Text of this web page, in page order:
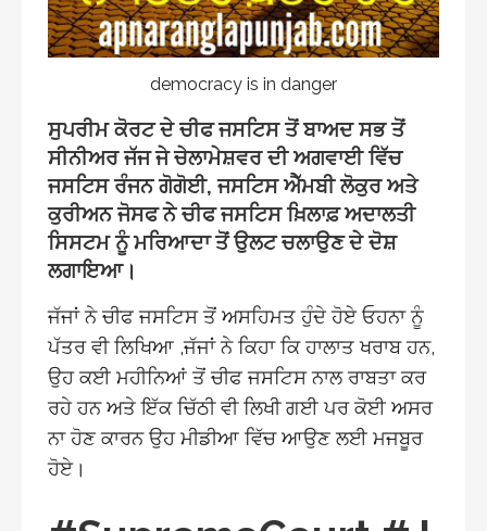
democracy is in danger
ਸੁਪਰੀਮ ਕੋਰਟ ਦੇ ਚੀਫ ਜਸਟਿਸ ਤੋਂ ਬਾਅਦ ਸਭ ਤੋਂ
ਸੀਨੀਅਰ ਜੱਜ ਜੇ ਚੇਲਾਮੇਸ਼ਵਰ ਦੀ ਅਗਵਾਈ ਵਿੱਚ
ਜਸਟਿਸ ਰੰਜਨ ਗੋਗੋਈ, ਜਸਟਿਸ ਐੱਮਬੀ ਲੋਕੁਰ ਅਤੇ
ਕੁਰੀਅਨ ਜੋਸਫ ਨੇ ਚੀਫ ਜਸਟਿਸ ਖ਼ਿਲਾਫ਼ ਅਦਾਲਤੀ
ਸਿਸਟਮ ਨੂੰ ਮਰਿਆਦਾ ਤੋਂ ਉਲਟ ਚਲਾਉਣ ਦੇ ਦੋਸ਼
ਲਗਾਇਆ।
ਜੱਜਾਂ ਨੇ ਚੀਫ ਜਸਟਿਸ ਤੋਂ ਅਸਹਿਮਤ ਹੁੰਦੇ ਹੋਏ ਓਹਨਾ ਨੂੰ
ਪੱਤਰ ਵੀ ਲਿਖਿਆ ,ਜੱਜਾਂ ਨੇ ਕਿਹਾ ਕਿ ਹਾਲਾਤ ਖਰਾਬ ਹਨ,
ਉਹ ਕਈ ਮਹੀਨਿਆਂ ਤੋਂ ਚੀਫ ਜਸਟਿਸ ਨਾਲ ਰਾਬਤਾ ਕਰ
ਰਹੇ ਹਨ ਅਤੇ ਇੱਕ ਚਿੱਠੀ ਵੀ ਲਿਖੀ ਗਈ ਪਰ ਕੋਈ ਅਸਰ
ਨਾ ਹੋਣ ਕਾਰਨ ਉਹ ਮੀਡੀਆ ਵਿੱਚ ਆਉਣ ਲਈ ਮਜਬੂਰ
ਹੋਏ।